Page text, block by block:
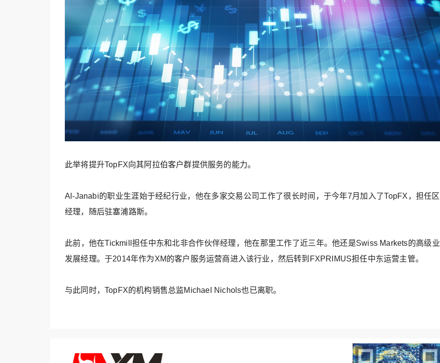
此举将提升TopFX向其阿拉伯客户群提供服务的能力。
Al-Janabi的职业生涯始于经纪行业，他在多家交易公司工作了很长时间，于今年7月加入了TopFX，担任
经理，随后驻塞浦路斯。
此前，他在Tickmill担任中东和北非合作伙伴经理，他在那里工作了近三年。他还是Swiss Markets的高级
发展经理。于2014年作为XM的客户服务运营商进入该行业，然后转到FXPRIMUS担任中东运营主管。
与此同时，TopFX的机构销售总监Michael Nichols也已离职。